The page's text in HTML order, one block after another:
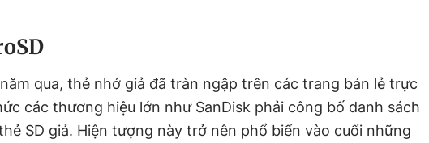
qua, thẻ nhớ giả đã tràn ngập trên các trang bán lẻ trực
các thương hiệu lớn như SanDisk phải công bố danh sách
SD giả. Hiện tượng này trở nên phổ biến vào cuối những